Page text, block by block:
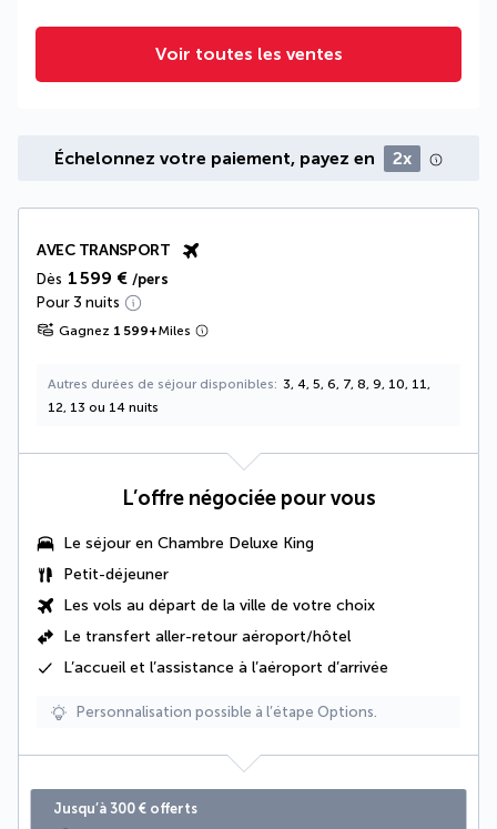
Voir toutes les ventes
Échelonnez votre paiement, payez en 2x
AVEC TRANSPORT
Dès 1 599 € /pers
Pour 3 nuits
Gagnez 1 599+Miles
Autres durées de séjour disponibles
3, 4, 5, 6, 7, 8, 9, 10, 11,
12, 13 ou 14 nuits
L’offre négociée pour vous
Le séjour en Chambre Deluxe King
Petit-déjeuner
Les vols au départ de la ville de votre choix
Le transfert aller-retour aéroport/hôtel
L’accueil et l’assistance à l’aéroport d’arrivée
Personnalisation possible à l’étape Options.
Jusqu’à 300 € offerts